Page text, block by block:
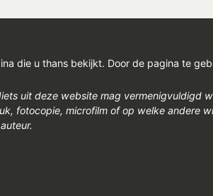
die u thans bekijkt. Door de pagina te
uit deze website mag vermenigvuldigd
fotocopie, microfilm of op welke andere